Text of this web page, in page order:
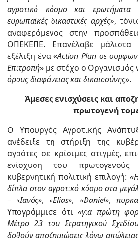
αγροτικό κόσμο και ερωτήματα
ευρωπαϊκές δικαστικές αρχές»,
αναφερόμενος στην
ΟΠΕΚΕΠΕ. Επανέλαβε μάλιστα
εξέλιξη ένα «Action Plan σε
Επιτροπή» με στόχο ο Οργανισμός
όρους διαφάνειας και δικαιοσύνης».
Άμεσες ενισχύσεις και
πρωτογενή
Ο Υπουργός Αγροτικής
ανέδειξε τη στήριξη της
αγρότες σε κρίσιμες στιγμές,
ενίσχυση του πρωτογενούς
κυβερνητική πολιτική επιλογή:
δίπλα στον αγροτικό κόσμο στα
– «Ιανός», «Elias», «Daniel»,
Υπογράμμισε ότι«για πρώτη
Μέτρο 23 του Στρατηγικού
δοθούν αποζημιώσεις λόγω